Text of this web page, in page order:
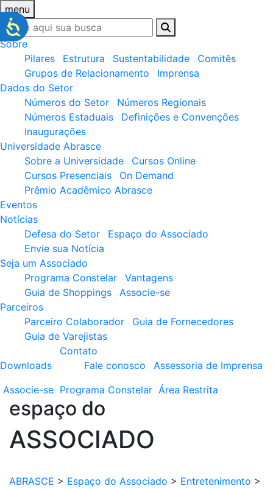
menu
Sobre
Pilares
Estrutura Sustentabilidade
Comitês
Grupos de Relacionamento
Imprensa
Dados do Setor
Números do Setor
Números Regionais
Números Estaduais
Definições e Convenções
Inaugurações
Universidade Abrasce
Sobre a Universidade
Cursos Online
Cursos Presenciais
On Demand
Prêmio Acadêmico Abrasce
Eventos
Notícias
Defesa do Setor
Espaço do Associado
Envie sua Notícia
Seja um Associado
Programa Constelar
Vantagens
Guia de Shoppings
Associe-se
Parceiros
Parceiro Colaborador
Guia de Fornecedores
Guia de Varejistas
Downloads
Contato
Fale conosco
Assessoria de Imprensa
Associe-se Programa Constelar Área Restrita
espaço do
ASSOCIADO
ABRASCE > Espaço do Associado > Entretenimento >